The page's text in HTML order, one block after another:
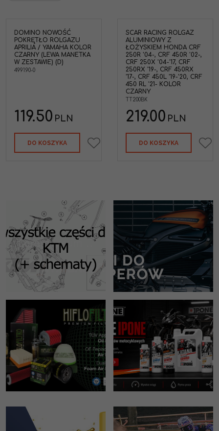
DOMINO NOWOŚĆ
POKRĘTŁO ROLGAZU
APRILIA / YAMAHA KOLOR
CZARNY (LEWA MANETKA
W ZESTAWIE) (D)
4991.90-0
119.50 PLN
DO KOSZYKA
SCAR RACING ROLGAZ
ALUMINIOWY Z
ŁOŻYSKIEM HONDA CRF
250R '04-, CRF 450R '02-,
CRF 250X '04-'17, CRF
250RX '19-, CRF 450RX
'17-, CRF 450L '19-'20, CRF
450 RL '21- KOLOR
CZARNY
TT200BK
219.00 PLN
DO KOSZYKA